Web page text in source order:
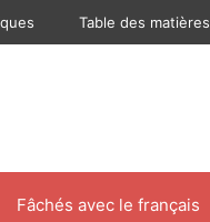
Table des matières
Fâchés avec le français